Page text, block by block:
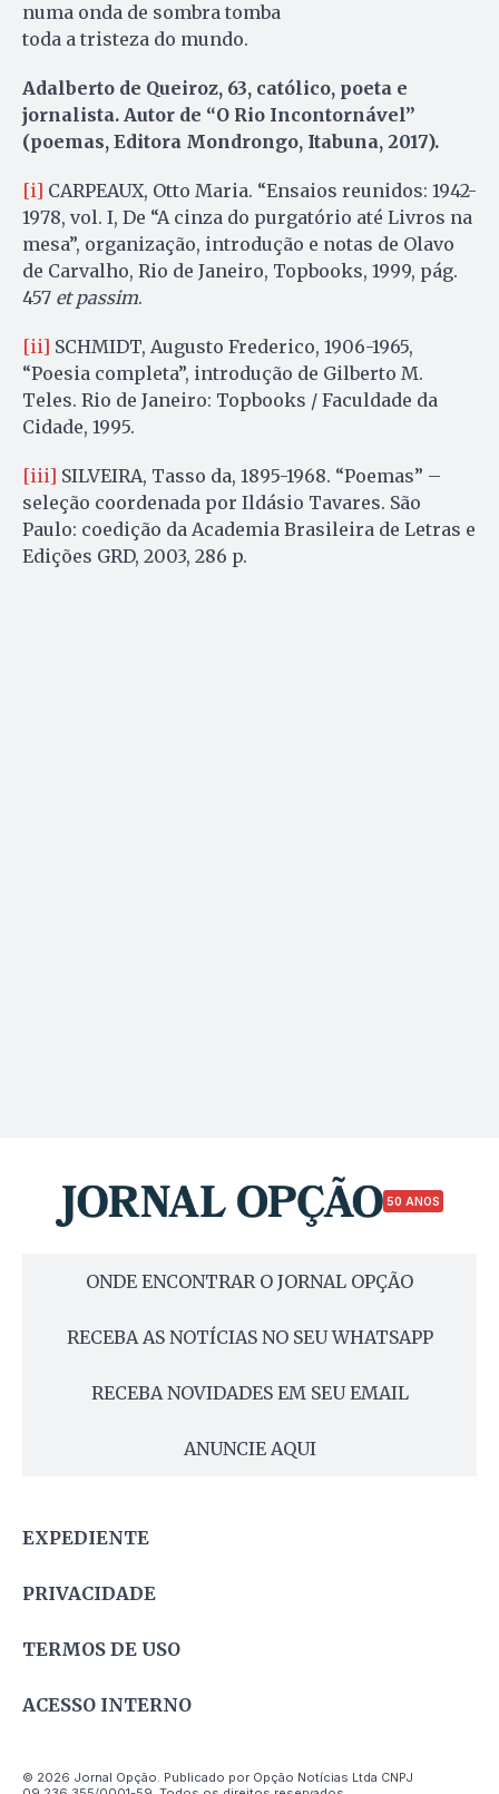
numa onda de sombra tomba
toda a tristeza do mundo.
Adalberto de Queiroz, 63, católico, poeta e
jornalista. Autor de “O Rio Incontornável”
(poemas, Editora Mondrongo, Itabuna, 2017).
[i] CARPEAUX, Otto Maria. “Ensaios reunidos: 1942-
1978, vol. I, De “A cinza do purgatório até Livros na
mesa”, organização, introdução e notas de Olavo
de Carvalho, Rio de Janeiro, Topbooks, 1999, pág.
457 et passim.
[ii] SCHMIDT, Augusto Frederico, 1906-1965,
“Poesia completa”, introdução de Gilberto M.
Teles. Rio de Janeiro: Topbooks / Faculdade da
Cidade, 1995.
[iii] SILVEIRA, Tasso da, 1895-1968. “Poemas” –
seleção coordenada por Ildásio Tavares. São
Paulo: coedição da Academia Brasileira de Letras e
Edições GRD, 2003, 286 p.
50 ANOS
ONDE ENCONTRAR O JORNAL OPÇÃO
RECEBA AS NOTÍCIAS NO SEU WHATSAPP
RECEBA NOVIDADES EM SEU EMAIL
ANUNCIE AQUI
EXPEDIENTE
PRIVACIDADE
TERMOS DE USO
ACESSO INTERNO
© 2026 Jornal Opção. Publicado por Opção Notícias Ltda CNPJ